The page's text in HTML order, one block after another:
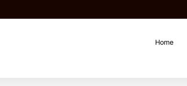
Home